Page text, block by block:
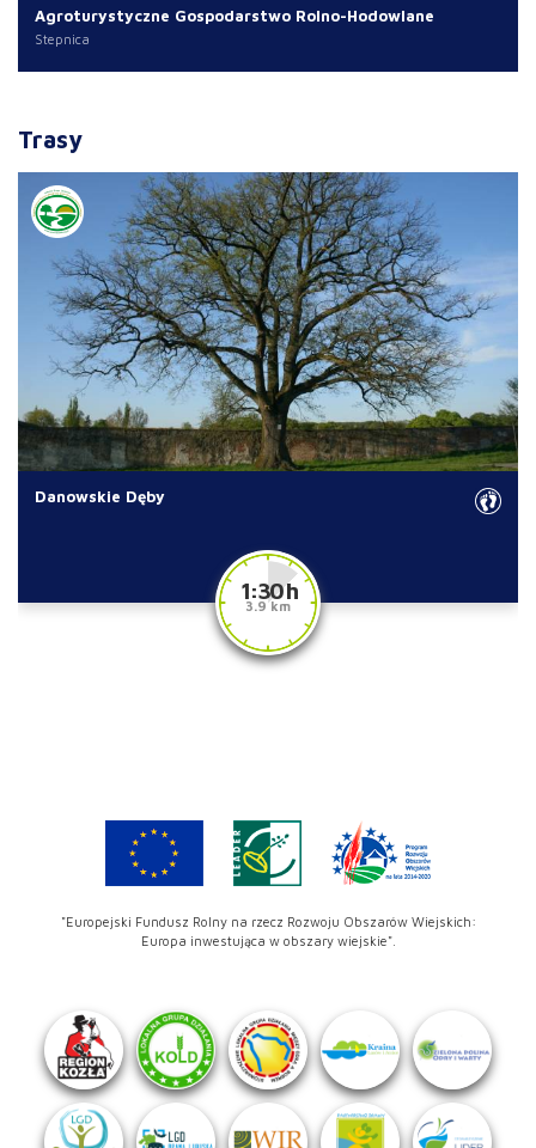
Agroturystyczne Gospodarstwo Rolno-Hodowlane
Stepnica
Trasy
Danowskie Dęby
1:30 h
3.9 km
"Europejski Fundusz Rolny na rzecz Rozwoju Obszarów Wiejskich:
Europa inwestująca w obszary wiejskie".